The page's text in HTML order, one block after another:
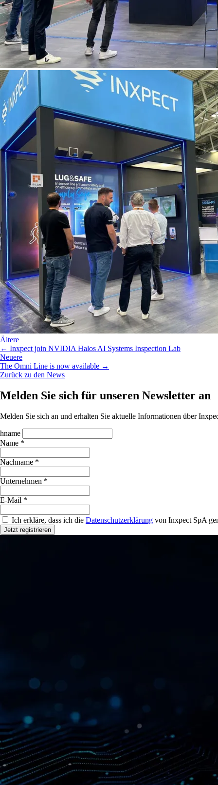
Ältere
← Inxpect join NVIDIA Halos AI Systems Inspection Lab
Neuere
The Omni Line is now available →
Zurück zu den News
Melden Sie sich für unseren Newsletter an
Melden Sie sich an und erhalten Sie aktuelle Informationen über
hname
Name *
Nachname *
Unternehmen *
E-Mail *
Ich erkläre, dass ich die Datenschutzerklärung von Inxpect SpA
Jetzt registrieren